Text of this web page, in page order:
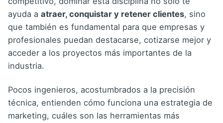
ayuda a atraer, conquistar y retener clientes, sino
que también es fundamental para que empresas y
profesionales puedan destacarse, cotizarse mejor y
acceder a los proyectos más importantes de la
industria.
Pocos ingenieros, acostumbrados a la precisión
técnica, entienden cómo funciona una estrategia de
marketing, cuáles son las herramientas más